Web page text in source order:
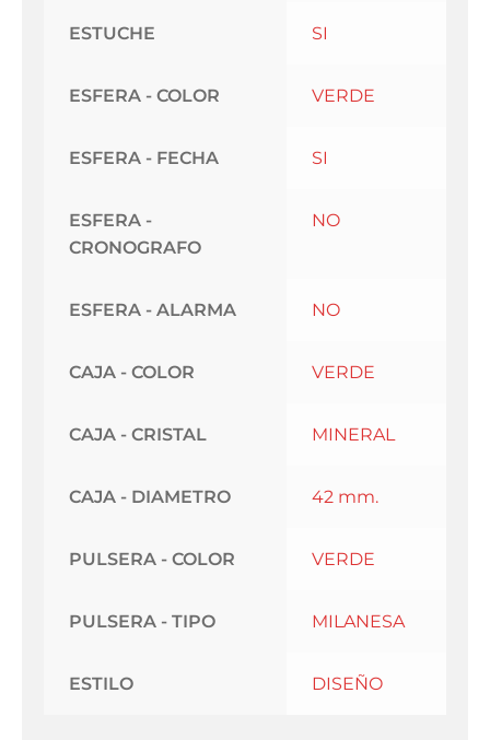
ESTUCHE SI
ESFERA - COLOR VERDE
ESFERA - FECHA SI
ESFERA -
CRONOGRAFO
NO
ESFERA - ALARMA NO
CAJA - COLOR VERDE
CAJA - CRISTAL MINERAL
CAJA - DIAMETRO 42 mm.
PULSERA - COLOR VERDE
PULSERA - TIPO MILANESA
ESTILO DISEÑO